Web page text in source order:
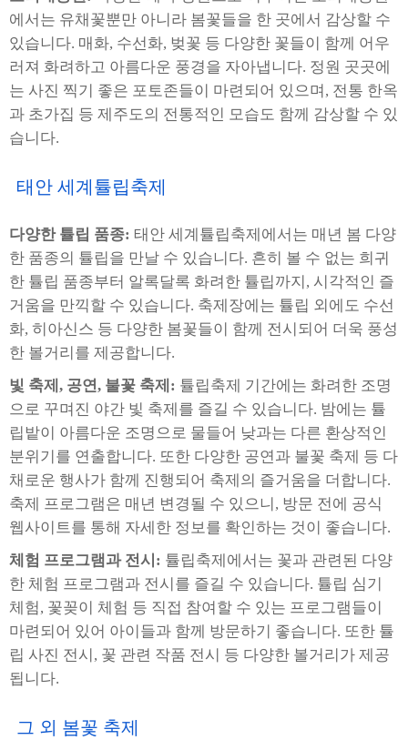
에서는 유채꽃뿐만 아니라 봄꽃들을 한 곳에서 감상할 수
있습니다. 매화, 수선화, 벚꽃 등 다양한 꽃들이 함께 어우
러져 화려하고 아름다운 풍경을 자아냅니다. 정원 곳곳에
는 사진 찍기 좋은 포토존들이 마련되어 있으며, 전통 한옥
과 초가집 등 제주도의 전통적인 모습도 함께 감상할 수 있
습니다.
태안 세계튤립축제
다양한 튤립 품종: 태안 세계튤립축제에서는 매년 봄 다양
한 품종의 튤립을 만날 수 있습니다. 흔히 볼 수 없는 희귀
한 튤립 품종부터 알록달록 화려한 튤립까지, 시각적인 즐
거움을 만끽할 수 있습니다. 축제장에는 튤립 외에도 수선
화, 히아신스 등 다양한 봄꽃들이 함께 전시되어 더욱 풍성
한 볼거리를 제공합니다.
빛 축제, 공연, 불꽃 축제: 튤립축제 기간에는 화려한 조명
으로 꾸며진 야간 빛 축제를 즐길 수 있습니다. 밤에는 튤
립밭이 아름다운 조명으로 물들어 낮과는 다른 환상적인
분위기를 연출합니다. 또한 다양한 공연과 불꽃 축제 등 다
채로운 행사가 함께 진행되어 축제의 즐거움을 더합니다.
축제 프로그램은 매년 변경될 수 있으니, 방문 전에 공식
웹사이트를 통해 자세한 정보를 확인하는 것이 좋습니다.
체험 프로그램과 전시: 튤립축제에서는 꽃과 관련된 다양
한 체험 프로그램과 전시를 즐길 수 있습니다. 튤립 심기
체험, 꽃꽂이 체험 등 직접 참여할 수 있는 프로그램들이
마련되어 있어 아이들과 함께 방문하기 좋습니다. 또한 튤
립 사진 전시, 꽃 관련 작품 전시 등 다양한 볼거리가 제공
됩니다.
그 외 봄꽃 축제